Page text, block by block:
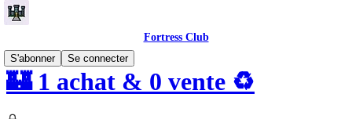
Fortress Club
S'abonner
Se connecter
🏰 1 achat & 0 vente ♻️